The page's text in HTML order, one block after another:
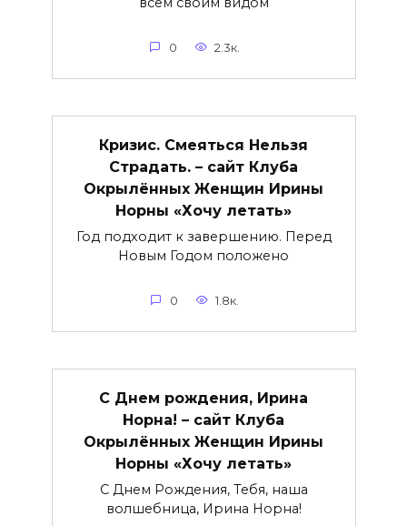
0 2.3к.
Кризис. Смеяться Нельзя
Страдать. – сайт Клуба
Окрылённых Женщин Ирины
Норны «Хочу летать»
Год подходит к завершению. Перед
Новым Годом положено
0 1.8к.
С Днем рождения, Ирина
Норна! – сайт Клуба
Окрылённых Женщин Ирины
Норны «Хочу летать»
С Днем Рождения, Тебя, наша
волшебница, Ирина Норна!